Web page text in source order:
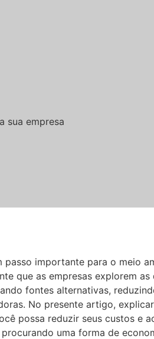
sua empresa
passo importante para o meio
que as empresas explorem
fontes alternativas,
No presente artigo,
possa reduzir seus custos e
uma forma de